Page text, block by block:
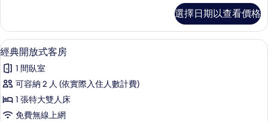
有
相
片
客
房
的
情
選擇日期以查看價格
顯
示
經
典
開
經典開放式客房 | 書桌、熨斗/熨衣板
6
經典開放式客房
1 間臥室
可容納 2 人 (依實際入住人數計費)
1 張特大雙人床
免費無線上網